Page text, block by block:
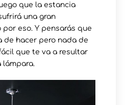
que la estancia
una gran
eso. Y pensarás que
de hacer pero nada de
que te va a resultar
lámpara.